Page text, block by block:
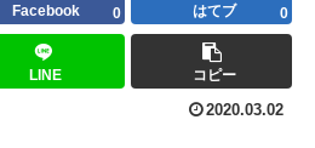
Facebook 0 はてブ 0
LINE コピー
2020.03.02